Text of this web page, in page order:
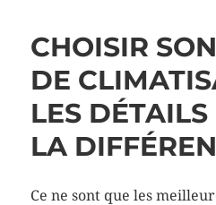
CHOISIR
DE
LES
LA
Ce ne sont que les